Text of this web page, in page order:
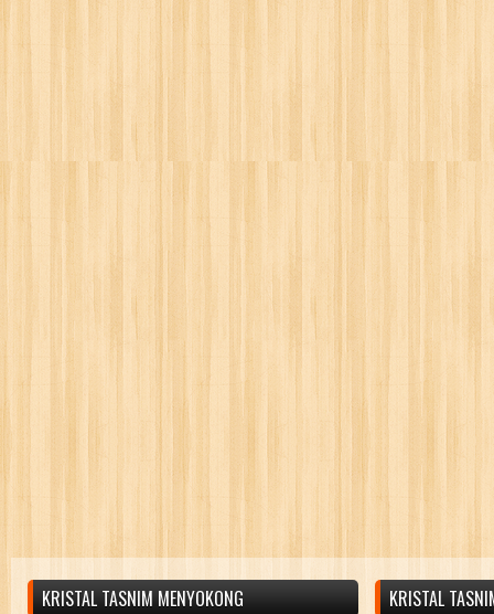
KRISTAL TASNIM MENYOKONG KRISTAL